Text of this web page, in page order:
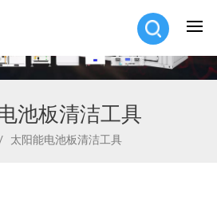
池板清洁工具
/ 太阳能电池板清洁工具